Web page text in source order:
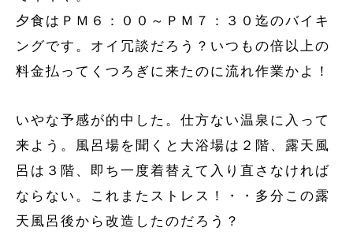
夕食はＰＭ６：００～ＰＭ７：３０迄のバイキ
ングです。オイ冗談だろう？いつもの倍以上の
料金払ってくつろぎに来たのに流れ作業かよ！
いやな予感が的中した。仕方ない温泉に入って
来よう。風呂場を聞くと大浴場は２階、露天風
呂は３階、即ち一度着替えて入り直さなければ
ならない。これまたストレス！・・多分この露
天風呂後から改造したのだろう？